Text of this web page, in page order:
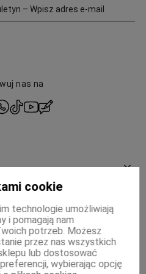
– Wpisz adres e-mail
nas na
cookie
technologie umożliwiają
i pomagają nam
potrzeb. Możesz
przez nas wszystkich
lub dostosować
wybierając opcję